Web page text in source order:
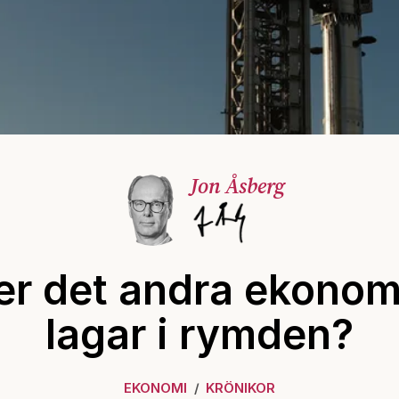
Jon Åsberg
det andra
lagar i rymden?
EKONOMI KRÖNIKOR